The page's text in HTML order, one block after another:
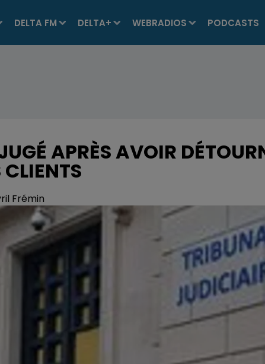
DELTA FM DELTA+ WEBRADIOS PODCASTS
APRÈS AVOIR
Frémin